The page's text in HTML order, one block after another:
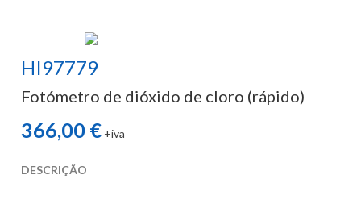
HI97779
Fotómetro de dióxido de cloro (rápido)
366,00 € +iva
DESCRIÇÃO